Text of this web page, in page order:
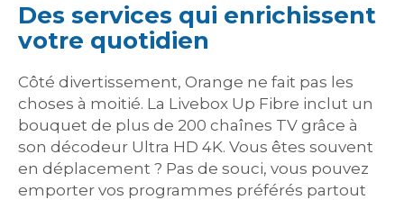
Des services qui enrichissent
votre quotidien
Côté divertissement, Orange ne fait pas les
choses à moitié. La Livebox Up Fibre inclut un
bouquet de plus de 200 chaînes TV grâce à
son décodeur Ultra HD 4K. Vous êtes souvent
en déplacement ? Pas de souci, vous pouvez
emporter vos programmes préférés partout